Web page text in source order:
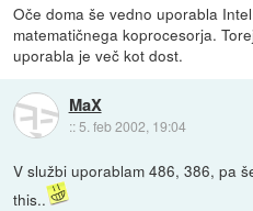
Oče doma še vedno uporabla
matematičnega koprocesorja.
uporabla je več kot dost.
MaX
:: 5. feb 2002, 19:04
V službi uporablam 486, 386, pa
this..